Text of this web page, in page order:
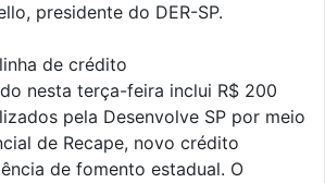
presidente do DER-SP.
de crédito
nesta terça-feira inclui R$ 200
pela Desenvolve SP por meio
de Recape, novo crédito
de fomento estadual. O